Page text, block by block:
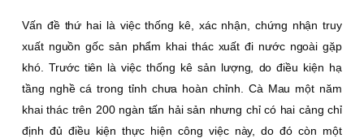
Vấn đề thứ hai là việc thống kê, xác nhận, chứng nhận truy
xuất nguồn gốc sản phẩm khai thác xuất đi nước ngoài gặp
khó. Trước tiên là việc thống kê sản lượng, do điều kiện hạ
tầng nghề cá trong tỉnh chưa hoàn chỉnh. Cà Mau một năm
khai thác trên 200 ngàn tấn hải sản nhưng chỉ có hai cảng chỉ
định đủ điều kiện thực hiện công việc này, do đó còn một